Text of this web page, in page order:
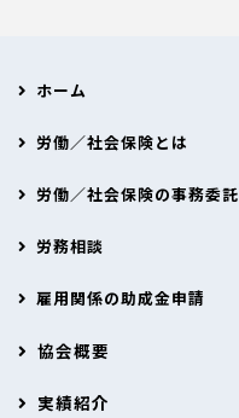
ホーム
労働／社会保険とは
労働／社会保険の事務委託
労務相談
雇用関係の助成金申請
協会概要
実績紹介